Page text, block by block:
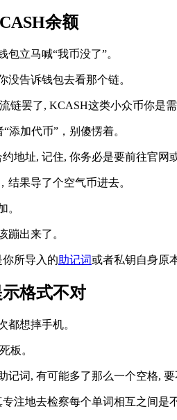
余额
立马喊“我币没了”。
没告诉钱包去看那个链。
链罢了, KCASH这类小众币你是
添加代币”，别傻愣着。
地址, 记住, 你务必是要前往官网
结果导了个空气币进去。
。
蹦出来了。
所导入的助记词或者私钥自身原
格式不对
都想摔手机。
板。
记词, 有可能多了那么一个空格,
注地去检察每个单词相互之间是